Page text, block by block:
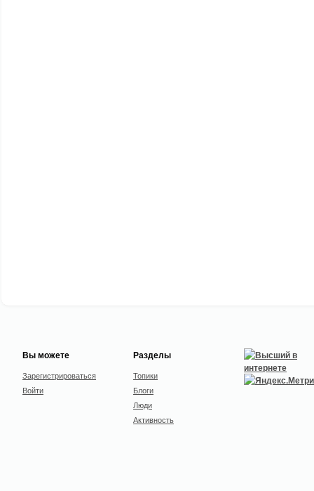
Вы можете
Зарегистрироваться
Войти
Разделы
Топики
Блоги
Люди
Активность